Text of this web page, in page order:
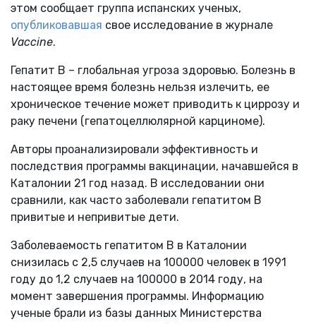
этом сообщает группа испанских ученых,
опубликовавшая свое исследование в журнале
Vaccine.
Гепатит В – глобальная угроза здоровью. Болезнь в
настоящее время болезнь нельзя излечить, ее
хроническое течение может приводить к циррозу и
раку печени (гепатоцеллюлярной карциноме).
Авторы проанализировали эффективность и
последствия программы вакцинации, начавшейся в
Каталонии 21 год назад. В исследовании они
сравнили, как часто заболевали гепатитом В
привитые и непривитые дети.
Заболеваемость гепатитом В в Каталонии
снизилась с 2,5 случаев на 100000 человек в 1991
году до 1,2 случаев на 100000 в 2014 году, на
момент завершения программы. Информацию
ученые брали из базы данных Министерства